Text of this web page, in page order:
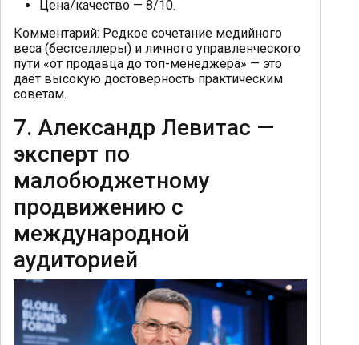
Цена/качество — 8/10.
Комментарий: Редкое сочетание медийного
веса (бестселлеры) и личного управленческого
пути «от продавца до топ-менеджера» — это
даёт высокую достоверность практическим
советам.
7. Александр Левитас —
эксперт по
малобюджетному
продвижению с
международной
аудиторией